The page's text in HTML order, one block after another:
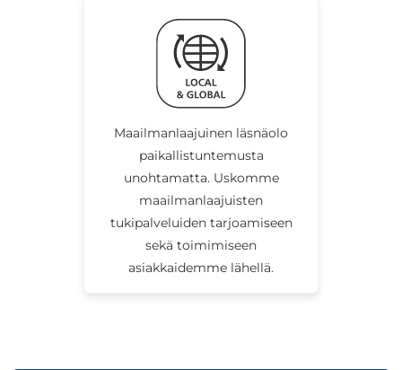
Maailmanlaajuinen läsnäolo
paikallistuntemusta
unohtamatta. Uskomme
maailmanlaajuisten
tukipalveluiden tarjoamiseen
sekä toimimiseen
asiakkaidemme lähellä.